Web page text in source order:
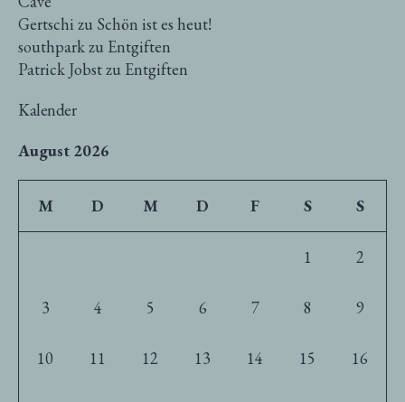
Gertschi zu Schön ist es heut!
southparkzu Entgiften
Patrick Jobstzu Entgiften
Kalender
August 2026
M D M D F S S
1 2
3 4 5 6 7 8 9
10 11 12 13 14 15 16